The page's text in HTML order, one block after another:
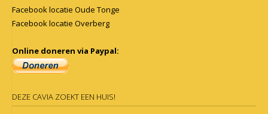
Facebook locatie Oude Tonge
Facebook locatie Overberg
Online doneren via Paypal:
DEZE CAVIA ZOEKT EEN HUIS!